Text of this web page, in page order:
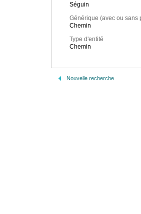
Séguin
Générique (avec ou sans
Chemin
Type d'entité
Chemin
Nouvelle recherche